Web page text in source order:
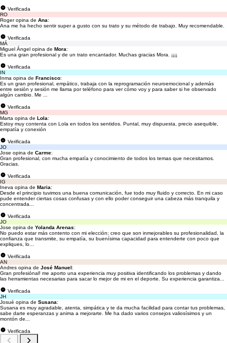
Verificada
RO
Roger opina de Ana:
Ana me ha hecho sentir super a gusto con su trato y su método de trabajo. Muy recomendable.
Verificada
MÁ
Miguel Ángel opina de Mora:
Es una gran profesional y de un trato encantador. Muchas gracias Mora. ¡¡¡¡
Verificada
IN
Inma opina de Francisco:
Es un gran profesional, empático, trabaja con la reprogramación neuroemocional y además
entre sesión y sesión me llama por teléfono para ver cómo voy y para saber si he observado
algún cambio. Me ...
Verificada
MG
Marta opina de Lola:
Estoy muy contenta con Lola en todos los sentidos. Puntal, muy dispuesta, precio asequible,
empatía y conexión
Verificada
JO
Jose opina de Carme:
Gran profesional, con mucha empatía y conocimiento de todos los temas que necesitamos.
Gracias.
Verificada
IG
Ineva opina de Maria:
Desde el principio tuvimos una buena comunicación, fue todo muy fluido y correcto. En mi caso
pude entender ciertas cosas confusas y con ello poder conseguir una cabeza más tranquila y
concentrada...
Verificada
JO
Jose opina de Yolanda Arenas:
No puedo estar más contento con mi elección; creo que son inmejorables su profesionalidad, la
confianza que transmite, su empatía, su buenísima capacidad para entenderte con poco que
expliques, lo...
Verificada
AN
Andres opina de José Manuel:
Gran profesiónal! me aporto una experiencia muy positiva identificando los problemas y dando
las herramientas necesarias para sacar lo mejor de mi en el deporte. Su experiencia garantiza...
Verificada
JH
Josué opina de Susana:
Susana es muy agradable, atenta, simpática y te da mucha facilidad para contar tus problemas,
sabe darte esperanzas y anima a mejorarte. Me ha dado varios consejos valiosísimos y un
montón de...
Verificada